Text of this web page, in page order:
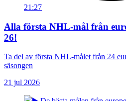
21:27
Alla första NHL-mål från
26!
Ta del av första NHL-målet från 24
säsongen
21 jul 2026